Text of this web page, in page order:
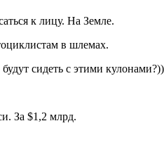
к лицу. На Земле.
в шлемах.
сидеть с этими
За $1,2 млрд.